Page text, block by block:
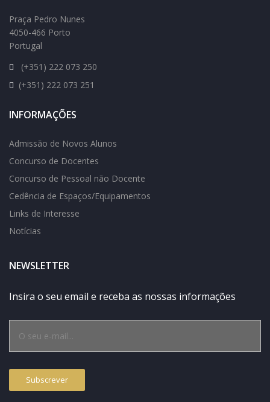
Praça Pedro Nunes
4050-466 Porto
Portugal
(+351) 222 073 250
(+351) 222 073 251
INFORMAÇÕES
Admissão de Novos Alunos
Concurso de Docentes
Concurso de Pessoal não Docente
Cedência de Espaços/Equipamentos
Links de Interesse
Notícias
NEWSLETTER
Insira o seu email e receba as nossas informações